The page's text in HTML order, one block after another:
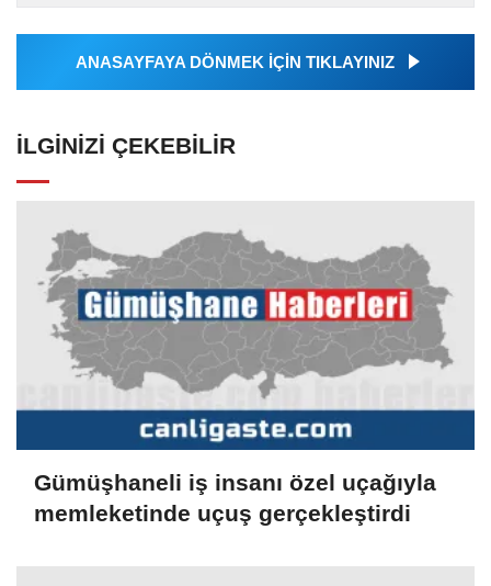
tarafından geçilen tüm...
ANASAYFAYA DÖNMEK İÇİN TIKLAYINIZ
İLGINIZI ÇEKEBILIR
Gümüşhaneli iş insanı özel uçağıyla
memleketinde uçuş gerçekleştirdi